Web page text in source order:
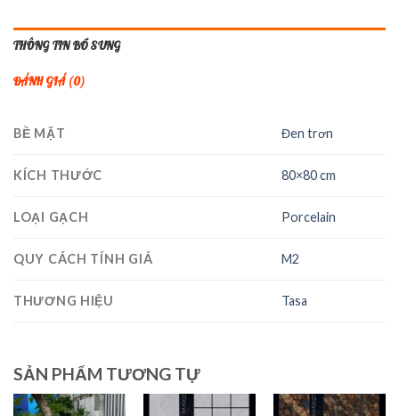
THÔNG TIN BỔ SUNG
ĐÁNH GIÁ (0)
BỀ MẶT Đen trơn
KÍCH THƯỚC 80×80 cm
LOẠI GẠCH Porcelain
QUY CÁCH TÍNH GIÁ M2
THƯƠNG HIỆU Tasa
SẢN PHẨM TƯƠNG TỰ